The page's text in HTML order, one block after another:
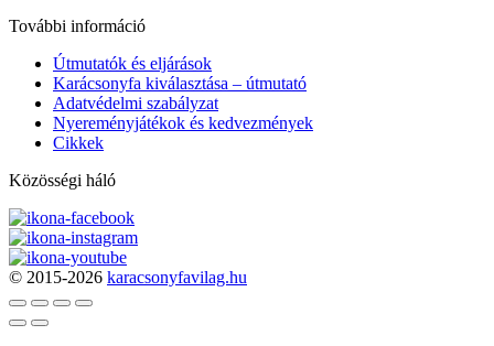
További információ
Útmutatók és eljárások
Karácsonyfa kiválasztása – útmutató
Adatvédelmi szabályzat
Nyereményjátékok és kedvezmények
Cikkek
Közösségi háló
© 2015-2026 karacsonyfavilag.hu